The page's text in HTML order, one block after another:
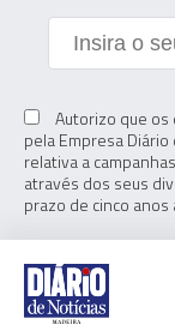
Autorizo que
pela Empresa
relativa a
através dos seus
prazo de cinco